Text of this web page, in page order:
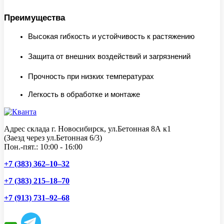
Преимущества
Высокая гибкость и устойчивость к растяжению
Защита от внешних воздействий и загрязнений
Прочность при низких температурах
Легкость в обработке и монтаже
Адрес склада г. Новосибирск, ул.Бетонная 8А к1
(Заезд через ул.Бетонная 6/3)
Пон.-пят.: 10:00 - 16:00
+7 (383) 362–10–32
+7 (383) 215–18–70
+7 (913) 731–92–68